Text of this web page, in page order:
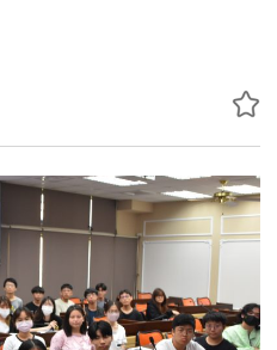
生參與，人數再創新高。淡
大的 NVIDIA 校園同步直播